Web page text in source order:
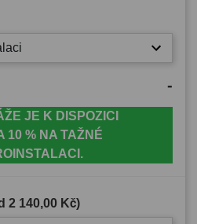
-
JE K DISPOZICI
10 % NA TAŽNÉ
2 140,00 Kč)